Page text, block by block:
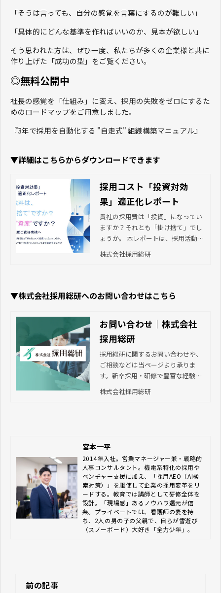
「そうは言っても、自分の感覚を言葉にするのが難しい」
「具体的にどんな基準を作ればいいのか、見本が欲しい」
そう思われた方は、ぜひ一度、私たちが多くの企業様と共に
作り上げた「成功の型」をご覧ください。
◎無料公開中
社長の感覚を「仕組み」に変え、採用の失敗をゼロにするた
めのロードマップをご用意しました。
『3年で採用を自動化する "自走式" 組織構築マニュアル』
▼詳細はこちらからダウンロードできます
採用コスト「投資対効
果」適正化レポート
貴社の採用費は「投資」になってい
ますか？それとも「掛け捨て」でし
ょうか。 本レポートは、採用活動が
組織の資産として蓄積されているか
を判定する監査資料です。全10項目
「隠れた課題」が数字で明らかにな
としてご活用ください。
株式会社採用総研
▼株式会社採用総研へのお問い合わせはこちら
お問い合わせ｜株式会社
採用総研
採用総研に関するお問い合わせや、
ご相談などは当ページより承りま
す。新卒採用・研修で豊富な経験を
持つプロが、貴社に合った求人媒体
や採用手法のご提案から、採用業務
株式会社採用総研
宮本一平
2014年入社。営業マネージャー兼・戦略的
人事コンサルタント。機電系特化の採用や
ベンチャー支援に加え、「採用AEO（AI検
索対策）」を駆使して企業の採用変革をリ
ードする。教育では講師として研修全体を
設計。「現場感」あるノウハウ還元が信
条。プライベートでは、看護師の妻を持
ち、2人の男の子の父親で、自らが雪遊び
（スノーボード）大好き「全力少年」。
前の記事